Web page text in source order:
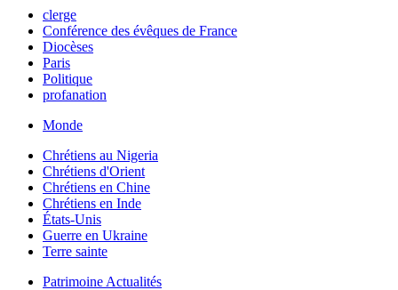
clerge
Conférence des évêques de France
Diocèses
Paris
Politique
profanation
Monde
Chrétiens au Nigeria
Chrétiens d'Orient
Chrétiens en Chine
Chrétiens en Inde
États-Unis
Guerre en Ukraine
Terre sainte
Patrimoine Actualités